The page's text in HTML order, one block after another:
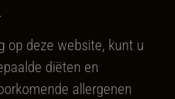
op deze website, kunt u
diëten en
allergenen